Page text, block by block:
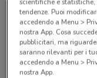
scientifiche e
tendenze. Puoi
accedendo a Menu >
nostra App. Cosa
pubblicitari, ma
saranno rilevanti per i
accedendo a Menu >
nostra App.